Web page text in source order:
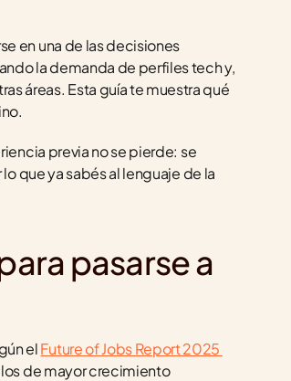
en una de las decisiones
la demanda de perfiles tech y,
áreas. Esta guía te muestra qué
previa no se pierde: se
que ya sabés al lenguaje de la
pasarse a
el Future of Jobs Report 2025
los de mayor crecimiento